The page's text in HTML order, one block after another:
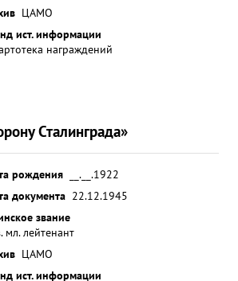
ЦАМО
ист. информации
награждений
Сталинграда»
рождения
__.__.1922
документа 22.12.1945
звание
мл. лейтенант
ЦАМО
ист. информации